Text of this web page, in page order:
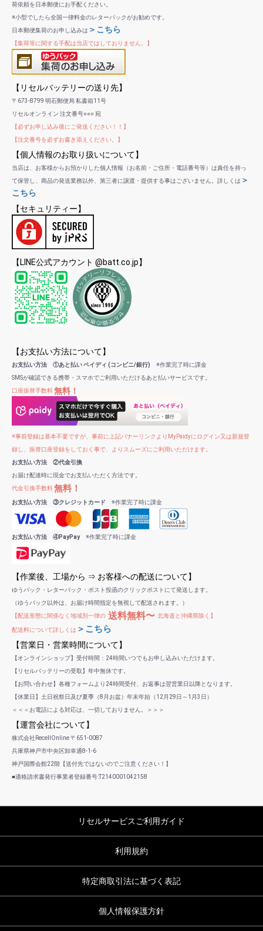
荷依頼を日本郵便にお手配ください。
※小型でしたら全国一律料金のレターパックがお勧めです。
日本郵便集荷のお申し込みは ＞こちら
【集荷等に関する手配は当店ではしておりません。】
【リセルバッテリーの送り先】
〒673-8799 明石郵便局 私書箱11号
リセルオンライン 注文番号○○○ 宛
【必ずお申し込み後にご発送ください！！】
【注文番号を必ずお書き添えください。】
【個人情報のお取り扱いについて】
当店は、お客様からお預かりした個人情報（お名前・ご住所・電話番号等）は責任を持っ
て保管し、商品の発送業務以外、第三者に譲渡・提供する事はございません。詳しくは ＞
こちら
【セキュリティー】
【LINE公式アカウント @batt.co.jp】
【お支払い方法について】
お支払い方法 ①あと払い ペイディ (コンビニ/銀行) ※作業完了時に課金
SMSが確認できる携帯・スマホでご利用いただけるあと払いサービスです。
口座振替手数料無料！
※事前登録は基本不要ですが、事前に上記バナーリンクよりMyPaidyにログイン又は新規登
録し、振替口座登録をしておく事で、よりスムーズにご利用いただけます。
お支払い方法 ②代金引換
お届け配達時に現金でお支払いただく方法です。
代金引換手数料無料！
お支払い方法 ③クレジットカード ※作業完了時に課金
お支払い方法 ④PayPay※作業完了時に課金
【作業後、工場から ⇒ お客様への配送について】
ゆうパック・レターパック・ポスト投函のクリックポストにて発送します。
（ゆうパック以外は、お届け時間指定を無視して配送されます。）
【配送形態に関係なく地域別一律の 送料無料〜 北海道と沖縄県除く】
配送料について詳しくは ＞こちら
【営業日・営業時間について】
【オンラインショップ】受付時間：24時間いつでもお申し込みいただけます。
【リセルバッテリーの受取】年中無休です。
【お問い合わせ】各種フォームより24時間受付、お返事は翌営業日以降となります。
【休業日】土日祝祭日及び夏季（8月お盆）年末年始（12月29日～1月3日）
＜＜＜お電話による対応は、一切しておりません。＞＞＞
【運営会社について】
株式会社RecellOnline 〒651-0087
兵庫県神戸市中央区卸幸通8-1-6
神戸国際会館22階【送付先ではないのでご注意ください！】
■適格請求書発行事業者登録番号:T2140001042158
リセルサービスご利用ガイド
利用規約
特定商取引法に基づく表記
個人情報保護方針